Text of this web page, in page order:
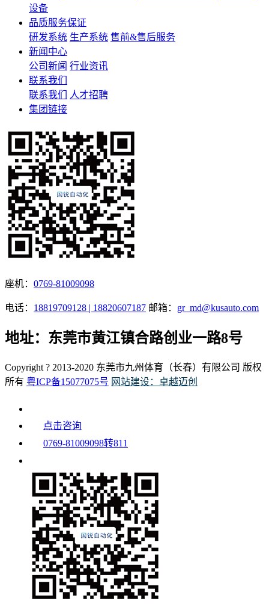
设备
品质服务保证
研发系统 生产系统 售前&售后服务
新闻中心
公司新闻 行业资讯
联系我们
联系我们
人才招聘
集团链接
座机： 0769-81009098
电话： 18819709128 | 18820607187 邮箱： gr_md@kusauto.com
地址：东莞市黄江镇合路创业一路8号
Copyright ? 2013-2020 东莞市九州体育（长春）有限公司 版权
所有 粤ICP备15077075号 网站建设：卓越迈创
点击咨询
0769-81009098转811